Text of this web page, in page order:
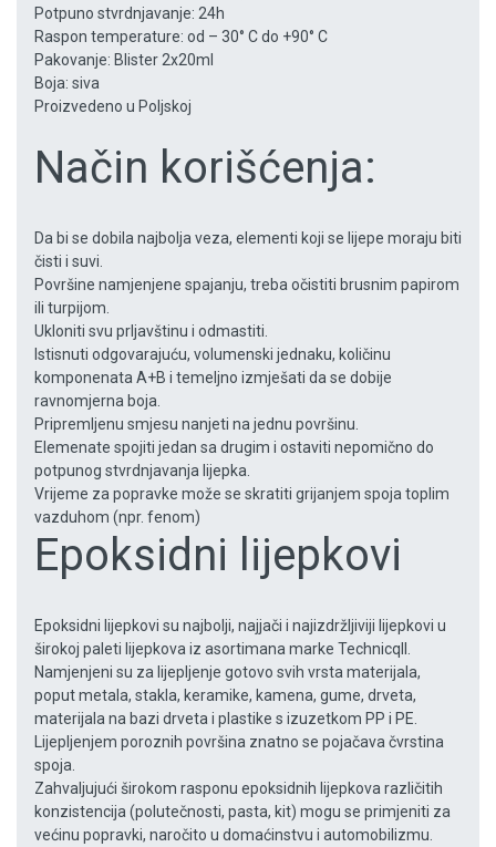
Potpuno stvrdnjavanje: 24h
Raspon temperature: od – 30° C do +90° C
Pakovanje: Blister 2x20ml
Boja: siva
Proizvedeno u Poljskoj
Način korišćenja:
Da bi se dobila najbolja veza, elementi koji se lijepe moraju biti
čisti i suvi.
Površine namjenjene spajanju, treba očistiti brusnim papirom
ili turpijom.
Ukloniti svu prljavštinu i odmastiti.
Istisnuti odgovarajuću, volumenski jednaku, količinu
komponenata A+B i temeljno izmješati da se dobije
ravnomjerna boja.
Pripremljenu smjesu nanjeti na jednu površinu.
Elemenate spojiti jedan sa drugim i ostaviti nepomično do
potpunog stvrdnjavanja lijepka.
Vrijeme za popravke može se skratiti grijanjem spoja toplim
vazduhom (npr. fenom)
Epoksidni lijepkovi
Epoksidni lijepkovi su najbolji, najjači i najizdržljiviji lijepkovi u
širokoj paleti lijepkova iz asortimana marke Technicqll.
Namjenjeni su za lijepljenje gotovo svih vrsta materijala,
poput metala, stakla, keramike, kamena, gume, drveta,
materijala na bazi drveta i plastike s izuzetkom PP i PE.
Lijepljenjem poroznih površina znatno se pojačava čvrstina
spoja.
Zahvaljujući širokom rasponu epoksidnih lijepkova različitih
konzistencija (polutečnosti, pasta, kit) mogu se primjeniti za
većinu popravki, naročito u domaćinstvu i automobilizmu.